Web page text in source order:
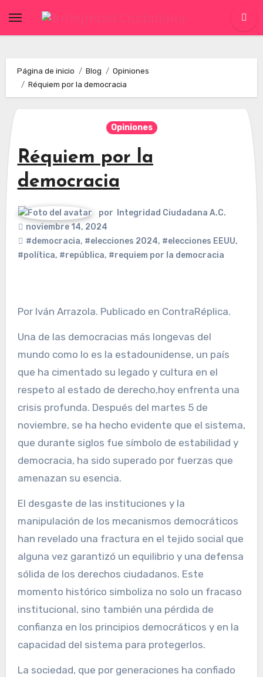
Página de inicio Blog
Opiniones
Réquiem por la democracia
Opiniones
Réquiem por la
democracia
por
Integridad Ciudadana A.C.
noviembre 14, 2024
#democracia, #elecciones 2024, #elecciones EEUU,
#política, #república, #requiem por la democracia
Por Iván Arrazola. Publicado en ContraRéplica.
Una de las democracias más longevas del
mundo como lo es la estadounidense, un país
que ha cimentado su legado y cultura en el
respeto al estado de derecho,hoy enfrenta una
crisis profunda. Después del martes 5 de
noviembre, se ha hecho evidente que el sistema,
que durante siglos fue símbolo de estabilidad y
democracia, ha sido superado por fuerzas que
amenazan su esencia.
El desgaste de las instituciones y la
manipulación de los mecanismos democráticos
han revelado una fractura en el tejido social que
alguna vez garantizó un equilibrio y una defensa
sólida de los derechos ciudadanos. Este
momento histórico simboliza no solo un fracaso
institucional, sino también una pérdida de
confianza en los principios democráticos y en la
capacidad del sistema para protegerlos.
La sociedad, que por generaciones ha confiado